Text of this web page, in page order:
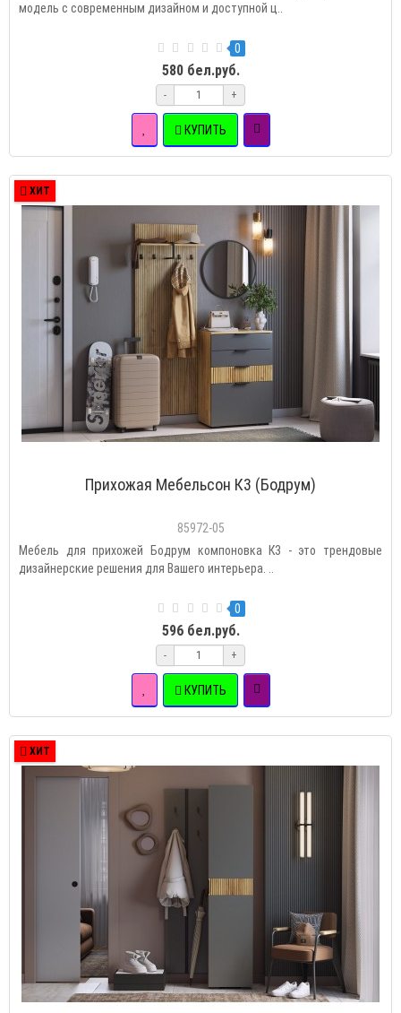
модель с современным дизайном и доступной ц..
0
580 бел.руб.
- +
КУПИТЬ
ХИТ
Прихожая Мебельсон К3 (Бодрум)
85972-05
Мебель для прихожей Бодрум компоновка К3 - это трендовые
дизайнерские решения для Вашего интерьера. ..
0
596 бел.руб.
- +
КУПИТЬ
ХИТ